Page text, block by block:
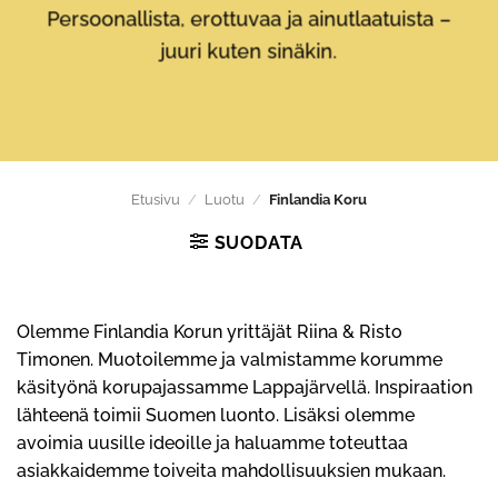
Persoonallista, erottuvaa ja ainutlaatuista –
juuri kuten sinäkin.
Etusivu / Luotu / Finlandia Koru
SUODATA
Olemme Finlandia Korun yrittäjät Riina & Risto
Timonen. Muotoilemme ja valmistamme korumme
käsityönä korupajassamme Lappajärvellä. Inspiraation
lähteenä toimii Suomen luonto. Lisäksi olemme
avoimia uusille ideoille ja haluamme toteuttaa
asiakkaidemme toiveita mahdollisuuksien mukaan.